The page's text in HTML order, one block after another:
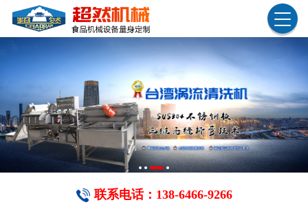
联系电话：138-6466-​9266